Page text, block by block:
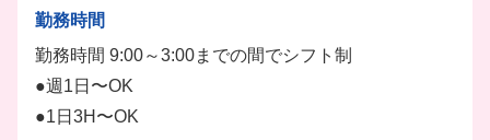
分かるようになり、
れるようになると考えています。
もちろんシフトにもよりますし、希望も考慮するの
で、
勤務時間
勤務時間 9:00～3:00までの間でシフト制
●週1日〜OK
●1日3H〜OK